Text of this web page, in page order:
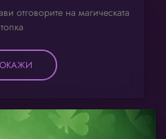
отговорите на магическата
топка